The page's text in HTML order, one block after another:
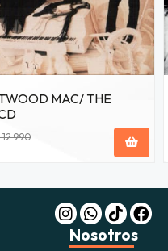
MAC/ THE
12.990
Nosotros